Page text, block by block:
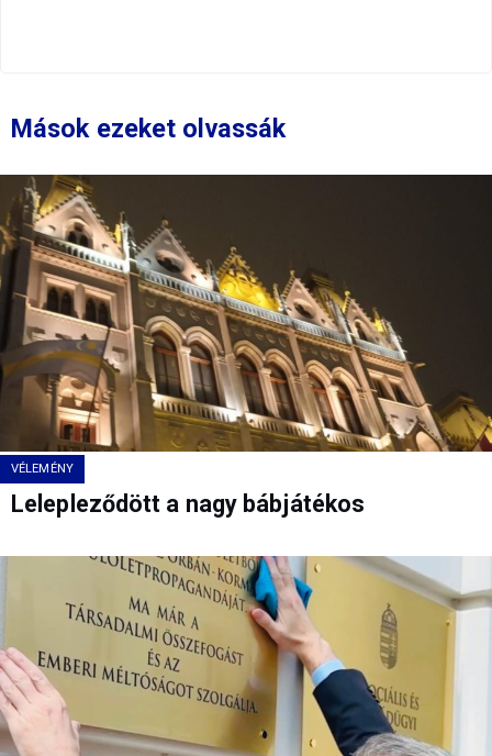
Mások ezeket olvassák
VÉLEMÉNY
Lelepleződött a nagy bábjátékos